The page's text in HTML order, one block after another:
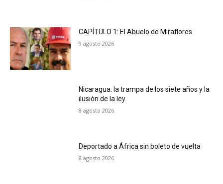
CAPÍTULO 1: El Abuelo de Miraflores
9 agosto 2026
Nicaragua: la trampa de los siete años y la
ilusión de la ley
8 agosto 2026
Deportado a África sin boleto de vuelta
8 agosto 2026